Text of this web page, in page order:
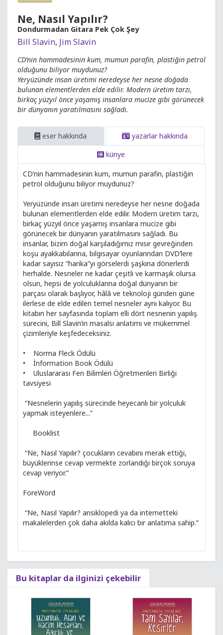
Ne, Nasıl Yapılır?
Dondurmadan Gitara Pek Çok Şey
Bill Slavin, Jim Slavin
CD’nin hammadesinin kum, mumun parafin, plastiğin petrol
olduğunu biliyor muydunuz?
Yeryüzünde insan üretimi neredeyse her nesne doğada
bulunan elementlerden elde edilir. Modern üretim tarzı,
birkaç yüzyıl önce yaşamış insanlara mucize gibi görünecek
bir dünyanın yaratılmasını sağladı.
eser hakkında
yazarlar hakkında
künye
CD’nin hammadesinin kum, mumun parafin, plastiğin
petrol olduğunu biliyor muydunuz?
Yeryüzünde insan üretimi neredeyse her nesne doğada
bulunan elementlerden elde edilir. Modern üretim tarzı,
birkaç yüzyıl önce yaşamış insanlara mucize gibi
görünecek bir dünyanın yaratılmasını sağladı. Bu
insanlar, bizim doğal karşıladığımız mısır gevreğinden
koşu ayakkabılarına, bilgisayar oyunlarından DVD’lere
kadar sayısız “harika”yı görselerdi şaşkına dönerlerdi
herhalde. Nesneler ne kadar çeşitli ve karmaşık olursa
olsun, hepsi de yolculuklarına doğal dünyanın bir
parçası olarak başlıyor, hâlâ ve teknoloji günden güne
ilerlese de elde edilen temel nesneler aynı kalıyor. Bu
kitabın her sayfasında toplam elli dört nesnenin yapılış
sürecini, Bill Slavin’in masalsı anlatımı ve mükemmel
çizimleriyle keşfedeceksiniz.
• Norma Fleck Ödülü
• İnformation Book Ödülü
• Uluslararası Fen Bilimleri Öğretmenleri Birliği
tavsiyesi
“Nesnelerin yapılış sürecinde heyecanlı bir yolculuk
yapmak isteyenlere...”
Booklist
“Ne, Nasıl Yapılır? çocukların cevabını merak ettiği,
büyüklerinse cevap vermekte zorlandığı birçok soruya
cevap veriyor.”
ForeWord
“Ne, Nasıl Yapılır? ansiklopedi ya da internetteki
makalelerden çok daha akılda kalıcı bir anlatıma sahip.”
Bu kitaplar da ilginizi çekebilir